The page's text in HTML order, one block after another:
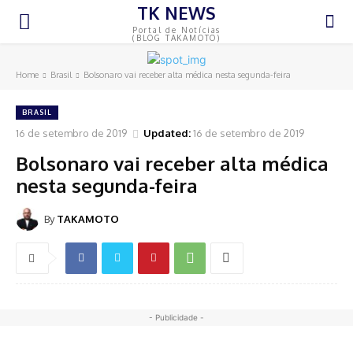
TK NEWS
Portal de Notícias
(BLOG TAKAMOTO)
Home Brasil Bolsonaro vai receber alta médica nesta segunda-feira
BRASIL
16 de setembro de 2019 Updated:16 de setembro de 2019
Bolsonaro vai receber alta médica
nesta segunda-feira
By TAKAMOTO
- Publicidade -